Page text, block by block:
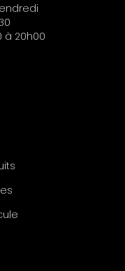
à 20h00